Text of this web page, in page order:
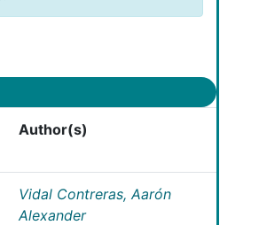
Author(s)
Vidal Contreras, Aarón
Alexander